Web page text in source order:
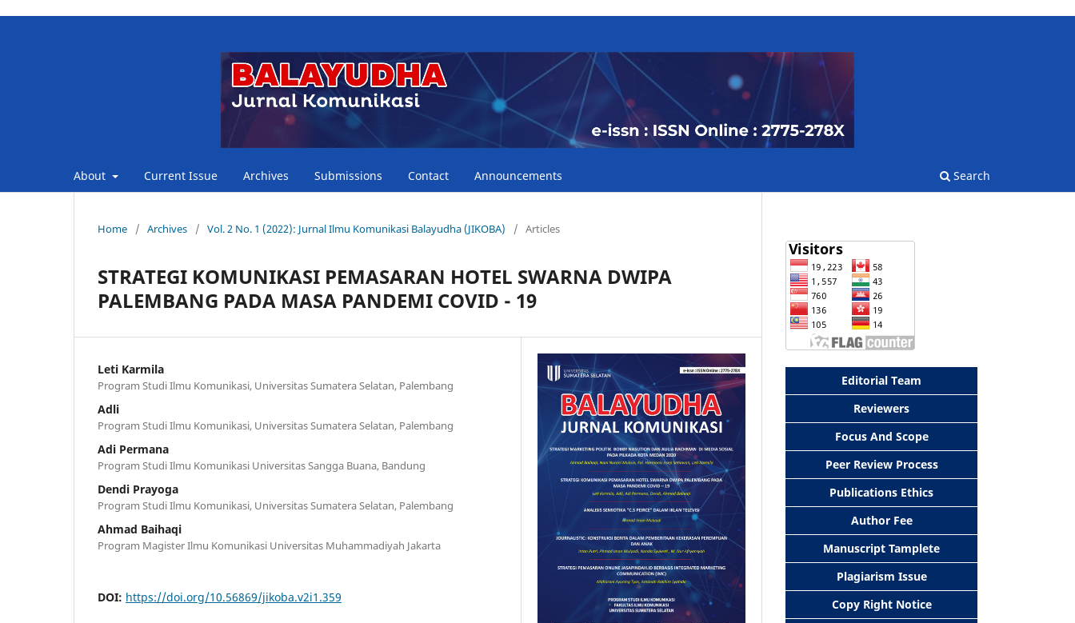
About Current Issue Archives Submissions Contact Announcements Search
Home / Archives / Vol. 2 No. 1 (2022): Jurnal Ilmu Komunikasi Balayudha (JIKOBA) / Articles
STRATEGI KOMUNIKASI PEMASARAN HOTEL SWARNA DWIPA
PALEMBANG PADA MASA PANDEMI COVID - 19
Leti Karmila
Program Studi Ilmu Komunikasi, Universitas Sumatera Selatan, Palembang
Adli
Program Studi Ilmu Komunikasi, Universitas Sumatera Selatan, Palembang
Adi Permana
Program Studi Ilmu Komunikasi Universitas Sangga Buana, Bandung
Dendi Prayoga
Program Studi Ilmu Komunikasi, Universitas Sumatera Selatan, Palembang
Ahmad Baihaqi
Program Magister Ilmu Komunikasi Universitas Muhammadiyah Jakarta
DOI: https://doi.org/10.56869/jikoba.v2i1.359
Editorial Team
Reviewers
Focus And Scope
Peer Review Process
Publications Ethics
Author Fee
Manuscript Tamplete
Plagiarism Issue
Copy Right Notice